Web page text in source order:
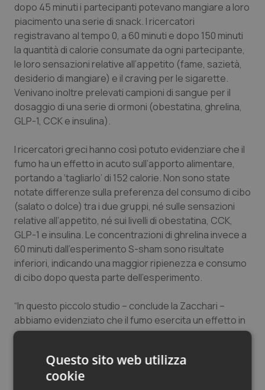
Quotidiano Chirurgia
Quotidiano Oncologia
Quotidiano Pediatria
Rene & patologie urogenitali
Sangue & coagulazione
Tiroide
Tumore al seno
Tumore ovarico
Tumori gastrointestinali
Ulcera & Reflusso
Vaccini
dopo 45 minuti i partecipanti potevano mangiare a loro
piacimento una serie di snack. I ricercatori
registravano al tempo 0, a 60 minuti e dopo 150 minuti
la quantità di calorie consumate da ogni partecipante,
le loro sensazioni relative all’appetito (fame, sazietà,
desiderio di mangiare) e il craving per le sigarette.
Venivano inoltre prelevati campioni di sangue per il
dosaggio di una serie di ormoni (obestatina, ghrelina,
GLP-1, CCK e insulina).
I ricercatori greci hanno così potuto evidenziare che il
fumo ha un effetto in acuto sull’apporto alimentare,
portando a ‘tagliarlo’ di 152 calorie. Non sono state
notate differenze sulla preferenza del consumo di cibo
(salato o dolce) tra i due gruppi, né sulle sensazioni
relative all’appetito, né sui livelli di obestatina, CCK,
GLP-1 e insulina. Le concentrazioni di ghrelina invece a
60 minuti dall’esperimento S-sham sono risultate
inferiori, indicando una maggior ripienezza e consumo
di cibo dopo questa parte dell’esperimento.
“In questo piccolo studio – conclude la Zacchari –
abbiamo evidenziato che il fumo esercita un effetto in
acuto sull’apporto energetico che potrebbe essere
necessarie ulteriori ricerche per valutare se questi
risultati possano essere replicati all’interno di studi di
Questo sito web utilizza
cookie